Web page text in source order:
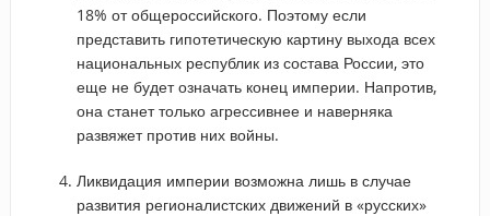
18% от общероссийского. Поэтому если
представить гипотетическую картину выхода всех
национальных республик из состава России, это
еще не будет означать конец империи. Напротив,
она станет только агрессивнее и наверняка
развяжет против них войны.
Ликвидация империи возможна лишь в случае
развития регионалистских движений в «русских»